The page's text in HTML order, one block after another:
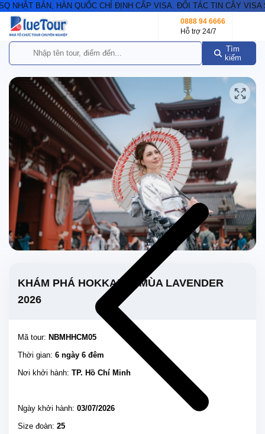
NHẬT BẢN, HÀN QUỐC CHỈ ĐỊNH CẤP VISA. ĐỐI TÁC TIN CẬY VISA
0888 94 6666
Hỗ trợ 24/7
Tìm
kiếm
KHÁM PHÁ HOKKAIDO MÙA LAVENDER
2026
Mã tour: NBMHHCM05
Thời gian: 6 ngày 6 đêm
Nơi khởi hành: TP. Hồ Chí Minh
Ngày khởi hành: 03/07/2026
Size đoàn: 25